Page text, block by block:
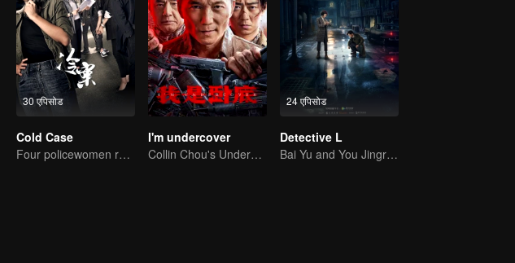
30 एपिसोड
Cold Case
Four policewomen reveal the truth of the cold case
I'm undercover
Collin Chou's Undercover War
24 एपिसोड
Detective L
Bai Yu and You Jingru Became the super detective